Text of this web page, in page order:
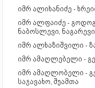
იმრ ალიხანიძე -
იმრ ალფაიძე -
ნაბოსლევი, ნაგარევი
იმრ ალხაზიშვილი -
იმრ ამაღლებელი -
იმრ ამაღლობელი -
საჯავახო, შუამთა